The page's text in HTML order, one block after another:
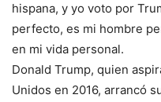
hispana, y yo voto por
perfecto, es mi hombre
en mi vida personal.
Donald Trump, quien
Unidos en 2016, arrancó